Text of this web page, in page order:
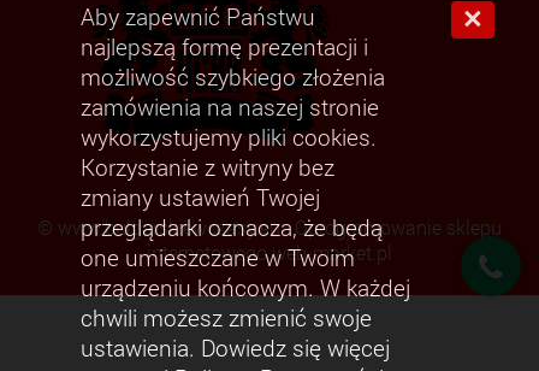
© www.bulgarskiewczasy.euOprogramowanie sklepu
internetowego web-market.pl
×
Aby zapewnić Państwu
najlepszą formę prezentacji i
możliwość szybkiego złożenia
zamówienia na naszej stronie
wykorzystujemy pliki cookies.
Korzystanie z witryny bez
zmiany ustawień Twojej
przeglądarki oznacza, że będą
one umieszczane w Twoim
urządzeniu końcowym. W każdej
chwili możesz zmienić swoje
ustawienia. Dowiedz się więcej